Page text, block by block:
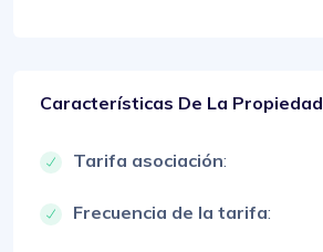
Características De La Propiedad
Tarifa asociación:
Frecuencia de la tarifa: